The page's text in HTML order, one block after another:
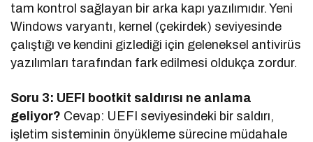
tam kontrol sağlayan bir arka kapı yazılımıdır. Yeni
Windows varyantı, kernel (çekirdek) seviyesinde
çalıştığı ve kendini gizlediği için geleneksel antivirüs
yazılımları tarafından fark edilmesi oldukça zordur.
Soru 3: UEFI bootkit saldırısı ne anlama
geliyor? Cevap: UEFI seviyesindeki bir saldırı,
işletim sisteminin önyükleme sürecine müdahale